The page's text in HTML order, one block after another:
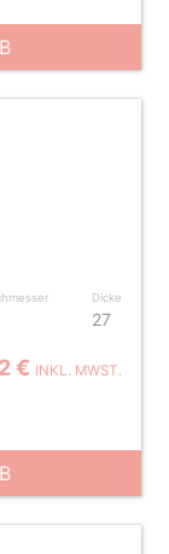
Dicke
27
€ INKL. MWST.